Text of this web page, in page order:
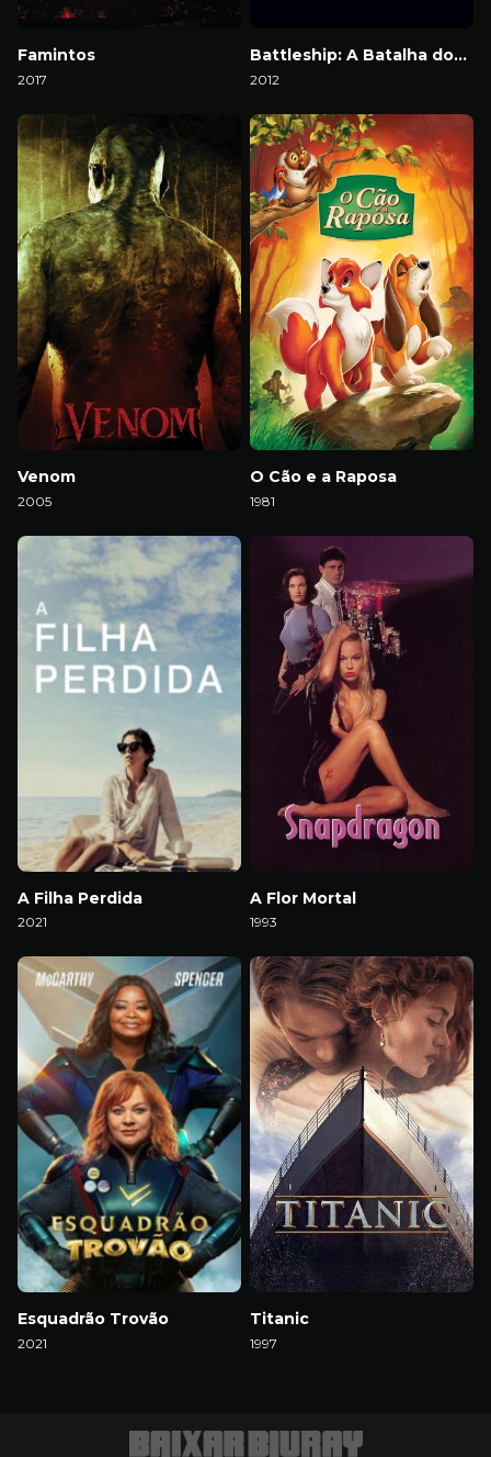
Famintos
2017
Battleship: A Batalha dos Mares
2012
Venom
2005
O Cão e a Raposa
1981
A Filha Perdida
2021
A Flor Mortal
1993
Esquadrão Trovão
2021
Titanic
1997